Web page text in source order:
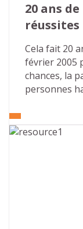
20 ans
réussites
faire…
Cela fait 20
février 2005
chances, la
personnes
et apportait
prise en